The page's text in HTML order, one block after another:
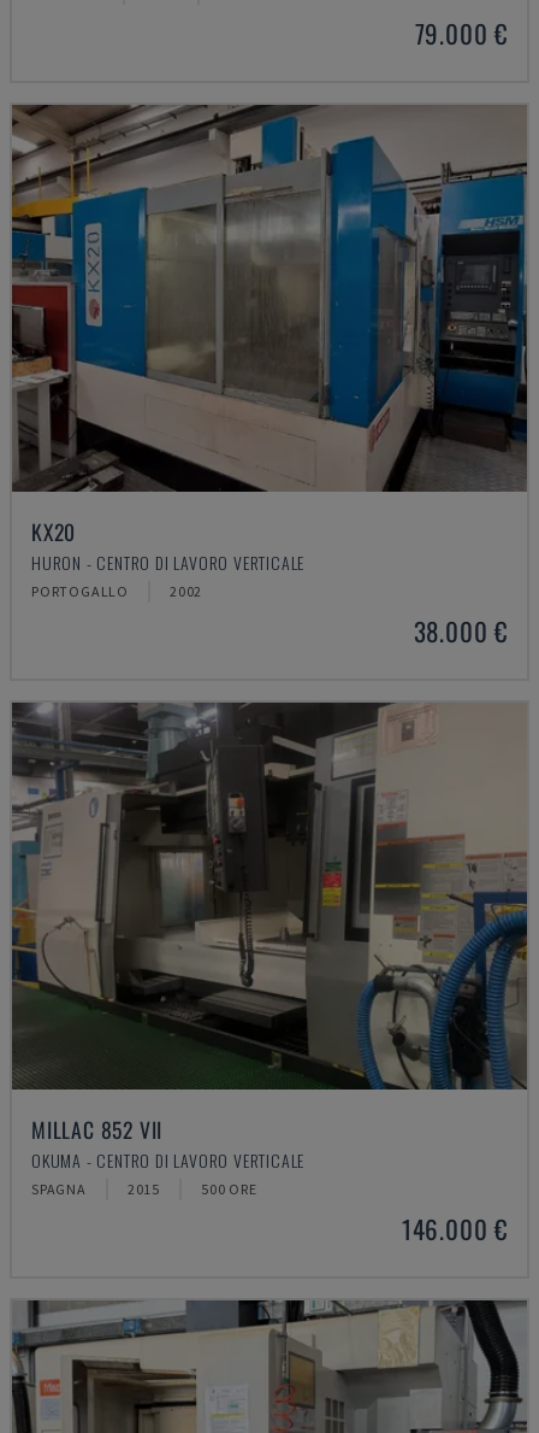
79.000 €
KX20
HURON - CENTRO DI LAVORO VERTICALE
PORTOGALLO 2002
38.000 €
MILLAC 852 VII
OKUMA - CENTRO DI LAVORO VERTICALE
SPAGNA 2015 500 ORE
146.000 €